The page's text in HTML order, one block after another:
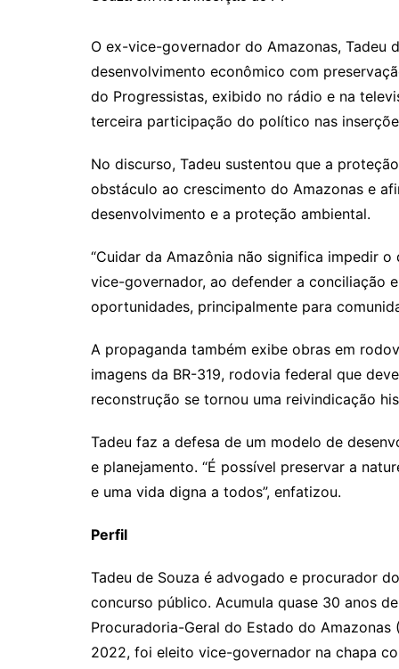
O ex-vice-governador do Amazonas, Tadeu
desenvolvimento econômico com
do Progressistas, exibido no rádio e na
terceira participação do político nas
No discurso, Tadeu sustentou que a
obstáculo ao crescimento do Amazonas e
desenvolvimento e a proteção ambiental.
“Cuidar da Amazônia não significa impedir
vice-governador, ao defender a conciliação
oportunidades, principalmente para
A propaganda também exibe obras em
imagens da BR-319, rodovia federal que
reconstrução se tornou uma reivindicação
Tadeu faz a defesa de um modelo de
e planejamento. “É possível preservar a
e uma vida digna a todos”, enfatizou.
Perfil
Tadeu de Souza é advogado e procurador
concurso público. Acumula quase 30 anos
Procuradoria-Geral do Estado do Amazonas
2022, foi eleito vice-governador na chapa